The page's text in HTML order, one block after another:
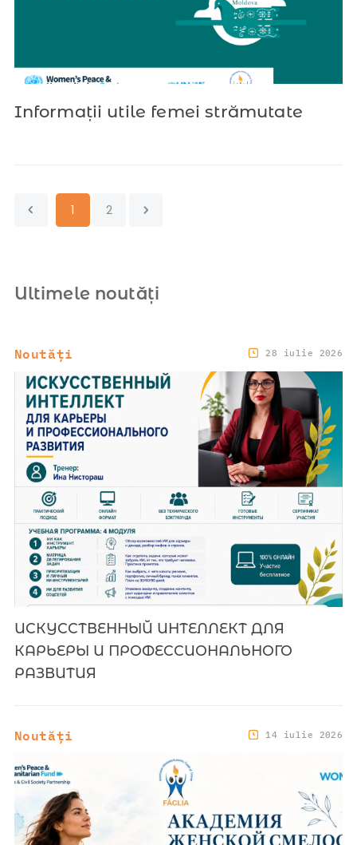
Informații utile femei strămutate
1 2
Ultimele noutăți
Noutăți 28 iulie 2026
ИСКУССТВЕННЫЙ ИНТЕЛЛЕКТ ДЛЯ
КАРЬЕРЫ И ПРОФЕССИОНАЛЬНОГО
РАЗВИТИЯ
Noutăți 14 iulie 2026